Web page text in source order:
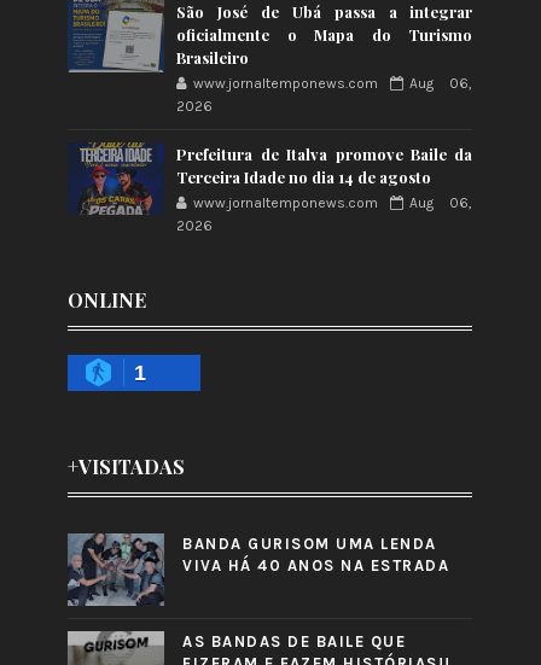
São José de Ubá passa a integrar
oficialmente o Mapa do Turismo
Brasileiro
www.jornaltemponews.com
Aug 06,
2026
Prefeitura de Italva promove Baile da
Terceira Idade no dia 14 de agosto
www.jornaltemponews.com
Aug 06,
2026
ONLINE
1
+VISITADAS
BANDA GURISOM UMA LENDA
VIVA HÁ 40 ANOS NA ESTRADA
AS BANDAS DE BAILE QUE